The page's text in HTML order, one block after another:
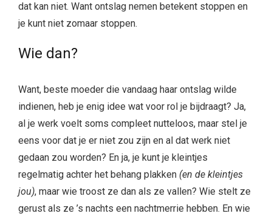
dat kan niet. Want ontslag nemen betekent stoppen en
je kunt niet zomaar stoppen.
Wie dan?
Want, beste moeder die vandaag haar ontslag wilde
indienen, heb je enig idee wat voor rol je bijdraagt? Ja,
al je werk voelt soms compleet nutteloos, maar stel je
eens voor dat je er niet zou zijn en al dat werk niet
gedaan zou worden? En ja, je kunt je kleintjes
regelmatig achter het behang plakken (en de kleintjes
jou), maar wie troost ze dan als ze vallen? Wie stelt ze
gerust als ze ’s nachts een nachtmerrie hebben. En wie